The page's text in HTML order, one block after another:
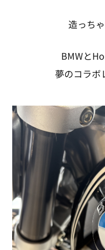
造っち
BMWと
夢のコラボ